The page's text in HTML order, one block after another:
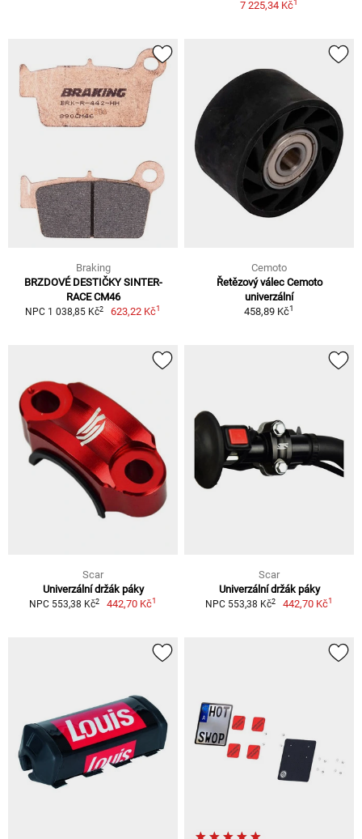
7 225,34 Kč1
Braking
BRZDOVÉ DESTIČKY SINTER-
RACE CM46
NPC 1 038,85 Kč2 623,22 Kč1
Cemoto
Řetězový válec Cemoto
univerzální
458,89 Kč1
Scar
Univerzální držák páky
NPC 553,38 Kč2 442,70 Kč1
Scar
Univerzální držák páky
NPC 553,38 Kč2 442,70 Kč1